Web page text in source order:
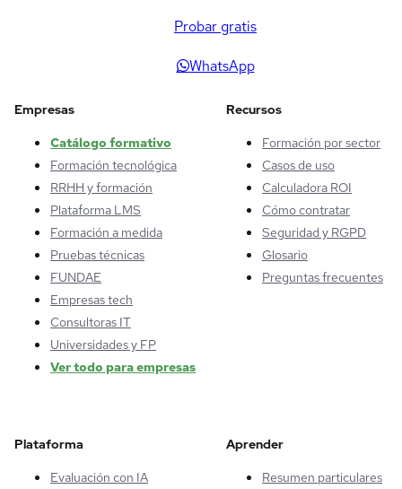
Probar gratis
WhatsApp
Empresas
Catálogo formativo
Formación tecnológica
RRHH y formación
Plataforma LMS
Formación a medida
Pruebas técnicas
FUNDAE
Empresas tech
Consultoras IT
Universidades y FP
Ver todo para empresas
Recursos
Formación por sector
Casos de uso
Calculadora ROI
Cómo contratar
Seguridad y RGPD
Glosario
Preguntas frecuentes
Plataforma
Evaluación con IA
Aprender
Resumen particulares